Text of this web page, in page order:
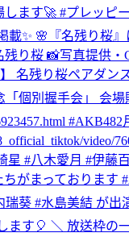
ます🚀 #プレッ
載✨ 🌸『名残り
残り桜 📸写真提供
名残り桜ペアダン
個別握手会」 会
#AKB482
video/
星 #八木愛月 #伊藤
ちがまっておりま
#水島美結 が出
す🎈 ＼ 放送枠の